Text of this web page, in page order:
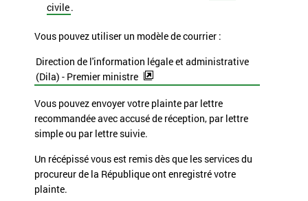
civile.
Vous pouvez utiliser un modèle de courrier :
Direction de l'information légale et administrative
(Dila) - Premier ministre
Vous pouvez envoyer votre plainte par lettre
recommandée avec accusé de réception, par lettre
simple ou par lettre suivie.
Un récépissé vous est remis dès que les services du
procureur de la République ont enregistré votre
plainte.